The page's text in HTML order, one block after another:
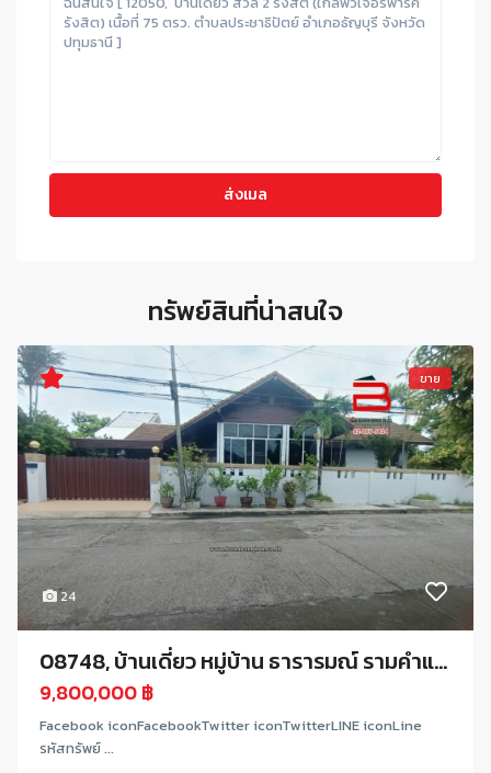
ทรัพย์สินที่น่าสนใจ
24
ขาย
08748, บ้านเดี่ยว หมู่บ้าน ธารารมณ์ รามคําแ...
9,800,000 ฿
Facebook iconFacebookTwitter iconTwitterLINE iconLine
รหัสทรัพย์ ...